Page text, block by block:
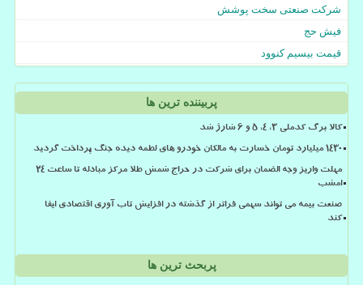
شرکت صنعتی سخت پوشش
فیش حج
قیمت بیسیم کنوود
پربیننده ترین ها
کالا برگ کدملی 3، 4، 5 و 6 شارژ شد
۱۴۳۰ میلیارد تومان خسارت به مالکان خودرو های لطمه دیده جنگ پرداخت گردید
مهلت واریز وجه الضمان برای شرکت در حراج شمش طلا مرکز مبادله تا ساعت ۲۴
امشب
صنعت بیمه می تواند سهمی فراتر از گذشته در افزایش تاب آوری اقتصادی ایفا
کند
پربحث ترین ها